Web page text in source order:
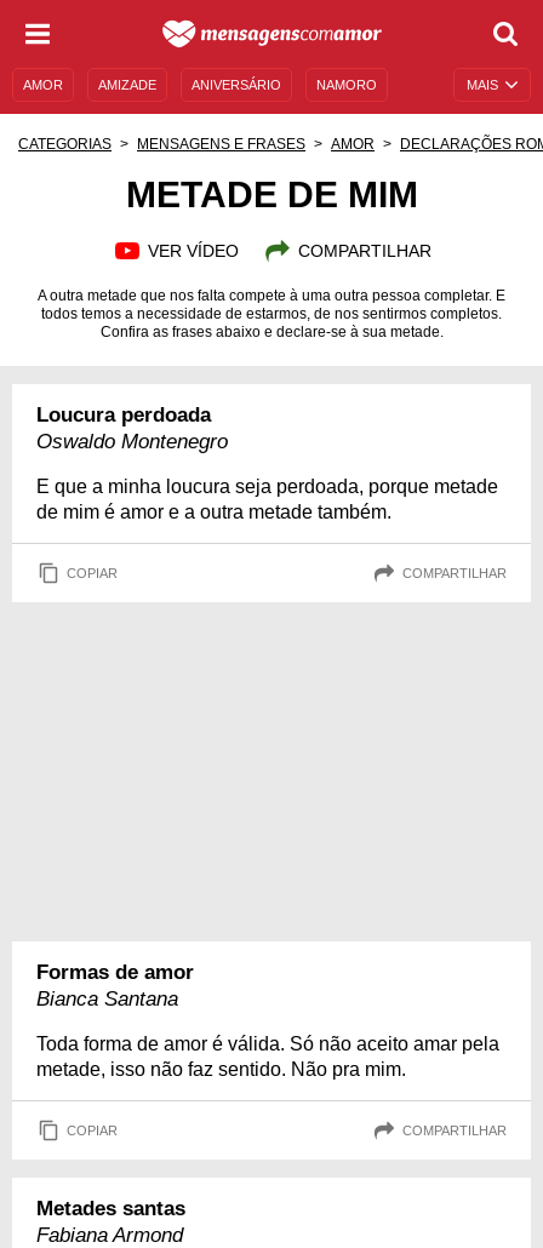
MAIS
AMOR AMIZADE ANIVERSÁRIO NAMORO
CATEGORIAS MENSAGENS E FRASES AMOR DECLARAÇÕES
METADE DE MIM
VER VÍDEO COMPARTILHAR
A outra metade que nos falta compete à uma outra pessoa completar. E
todos temos a necessidade de estarmos, de nos sentirmos completos.
Confira as frases abaixo e declare-se à sua metade.
Loucura perdoada
Oswaldo Montenegro
E que a minha loucura seja perdoada, porque metade
de mim é amor e a outra metade também.
COPIAR COMPARTILHAR
Formas de amor
Bianca Santana
Toda forma de amor é válida. Só não aceito amar pela
metade, isso não faz sentido. Não pra mim.
COPIAR COMPARTILHAR
Metades santas
Fabiana Armond